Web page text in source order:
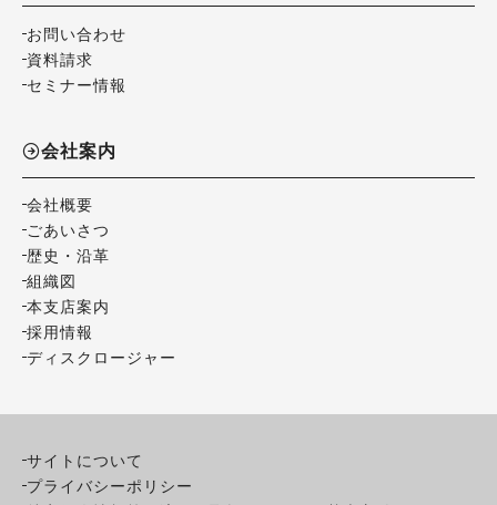
お問い合わせ
資料請求
セミナー情報
会社案内
会社概要
ごあいさつ
歴史・沿革
組織図
本支店案内
採用情報
ディスクロージャー
サイトについて
プライバシーポリシー